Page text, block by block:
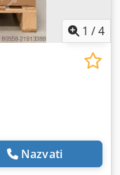
1 /4
Nazvati